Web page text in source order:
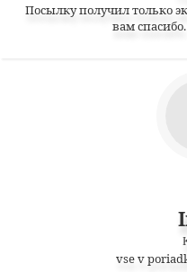
Посылку получил только
вам
vse v